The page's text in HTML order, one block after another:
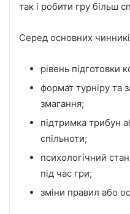
так і робити гру більш
Серед основних
рівень підготовки
формат турніру та
змагання;
підтримка трибун
спільноти;
психологічний
під час гри;
зміни правил або